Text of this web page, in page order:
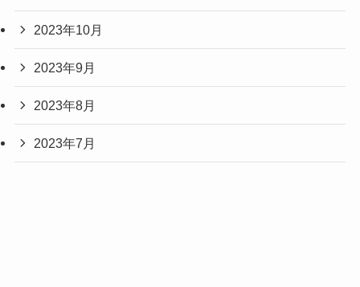
2023年10月
2023年9月
2023年8月
2023年7月